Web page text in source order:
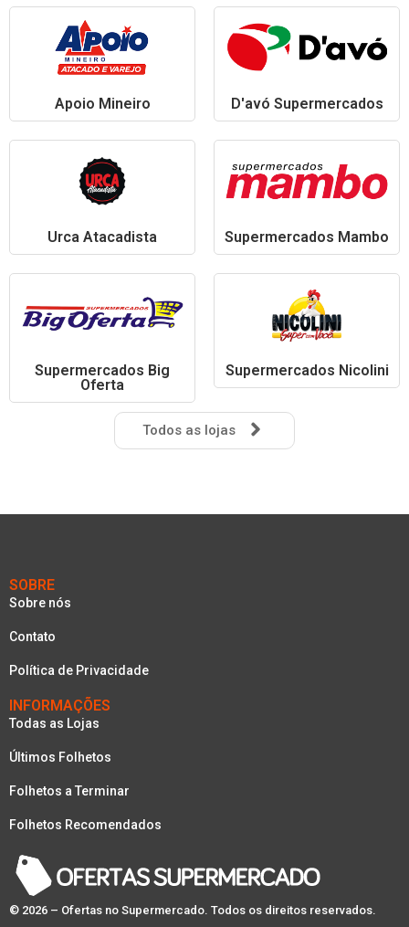
Apoio Mineiro D'avó Supermercados
Urca Atacadista Supermercados Mambo
Supermercados Big
Oferta
Supermercados Nicolini
Todos as lojas
© 2026 – Ofertas no Supermercado. Todos os direitos reservados.
SOBRE
Sobre nós
Contato
Política de Privacidade
INFORMAÇÕES
Todas as Lojas
Últimos Folhetos
Folhetos a Terminar
Folhetos Recomendados